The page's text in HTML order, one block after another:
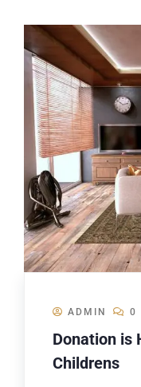
ADMIN 0
Donation is
Childrens